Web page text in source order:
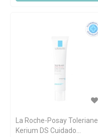
La Roche-Posay Toleriane
Kerium DS Cuidado